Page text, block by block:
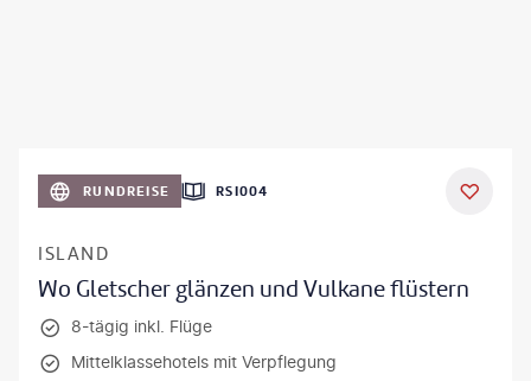
RUNDREISE RSI004
ISLAND
Wo Gletscher glänzen und Vulkane flüstern
8-tägig inkl. Flüge
Mittelklassehotels mit Verpflegung